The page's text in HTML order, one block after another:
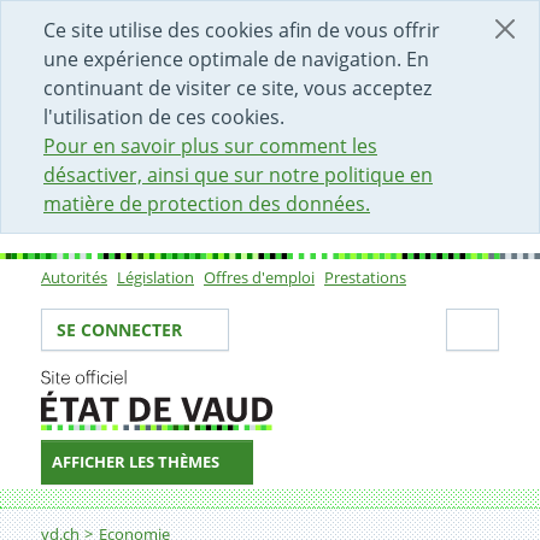
Ce site utilise des cookies afin de vous offrir
une expérience optimale de navigation. En
continuant de visiter ce site, vous acceptez
l'utilisation de ces cookies.
Pour en savoir plus sur comment les
désactiver, ainsi que sur notre politique en
matière de protection des données.
DÉBUT DU CONTENU DE LA PAGE
ACCÈS AU CHAMP DE RECHERCHE
PAGE D'ACCUEIL
FORMULAIRE DE CONTACT
Sous-navigation
Autorités Législation Offres d'emploi Prestations
Votre identité
SE CONNECTER
AFFICHER LES THÈMES
Fil d'Ariane
vd.ch Economie